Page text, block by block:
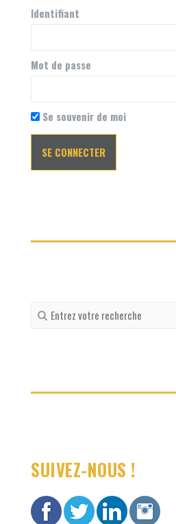
Identifiant
Mot de passe
Se souvenir de moi
Recherche
pour
SUIVEZ-NOUS !